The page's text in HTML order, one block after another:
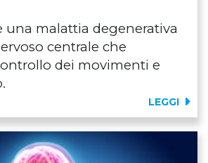
una malattia degenerativa
centrale che
dei movimenti e
LEGGI